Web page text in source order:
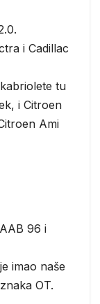
i Cadillac
tu
i Citroen
Ami
96 i
imao naše
OT.